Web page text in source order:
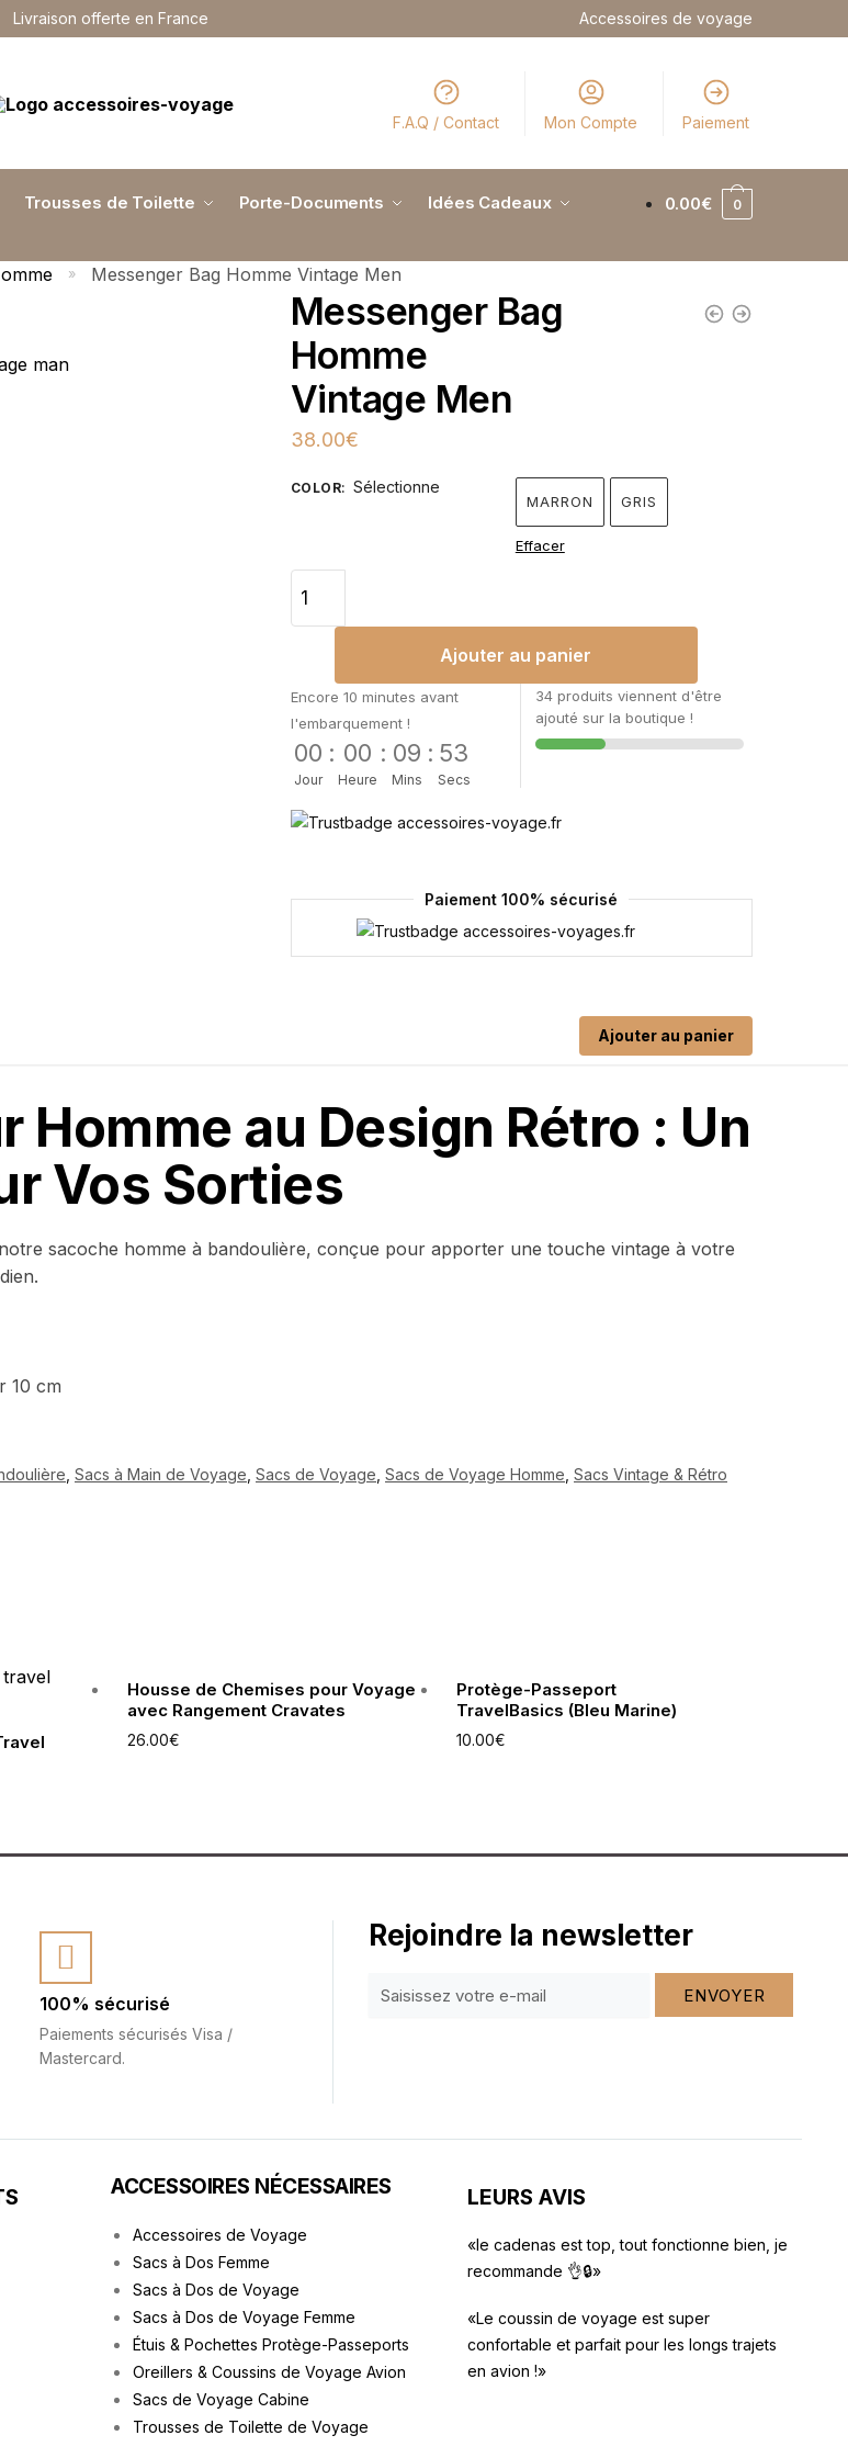
Livraison offerte en France Accessoires de voyage
F.A.Q / Contact Mon Compte Paiement
Trousses de Toilette Porte-Documents Idées Cadeaux 0.00€ 0
» Messenger Bag Homme Vintage Men
Messenger Bag
Homme
Vintage Men
38.00€
COLOR: Sélectionne
MARRON GRIS
Effacer
Ajouter au panier
Encore 10 minutes avant
l'embarquement !
00
Jour
: 00
Heure
: 09
Mins
: 52
Secs
34 produits viennent d'être
ajouté sur la boutique !
Paiement 100% sécurisé
Ajouter au panier
Homme au Design Rétro : Un
Vos Sorties
sacoche homme à bandoulière, conçue pour apporter une touche vintage à votre
10 cm
Sacs à Main de Voyage Sacs de Voyage Sacs de Voyage Homme Sacs Vintage & Rétro
Housse de Chemises pour Voyage
avec Rangement Cravates
26.00€
Protège-Passeport
TravelBasics (Bleu Marine)
10.00€
100% sécurisé
Paiements sécurisés Visa /
Mastercard.
Rejoindre la newsletter
ENVOYER
ACCESSOIRES NÉCESSAIRES
Accessoires de Voyage
Sacs à Dos Femme
Sacs à Dos de Voyage
Sacs à Dos de Voyage Femme
Étuis & Pochettes Protège-Passeports
Oreillers & Coussins de Voyage Avion
Sacs de Voyage Cabine
Trousses de Toilette de Voyage
LEURS AVIS
«le cadenas est top, tout fonctionne bien, je
recommande 👌🔒»
«Le coussin de voyage est super
confortable et parfait pour les longs trajets
en avion !»